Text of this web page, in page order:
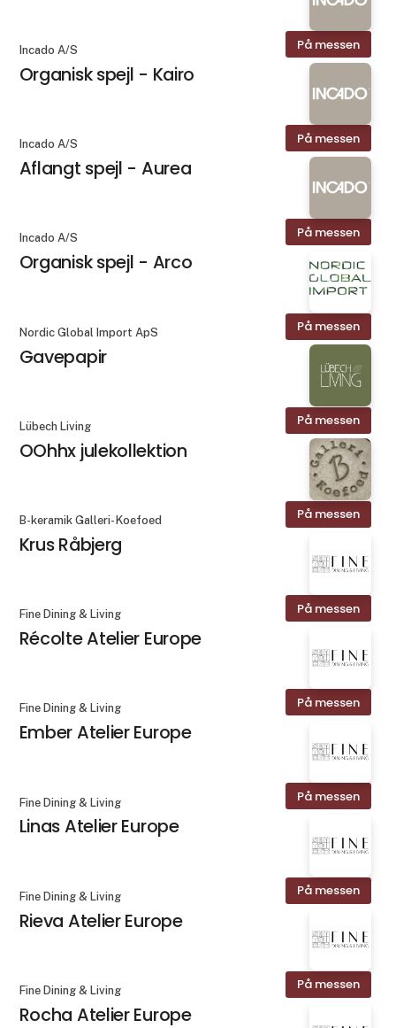
På messen
Incado A/S
Organisk spejl - Kairo
På messen
Incado A/S
Aflangt spejl - Aurea
På messen
Incado A/S
Organisk spejl - Arco
På messen
Nordic Global Import ApS
Gavepapir
På messen
Lübech Living
OOhhx julekollektion
På messen
B-keramik Galleri- Koefoed
Krus Råbjerg
På messen
Fine Dining & Living
Récolte Atelier Europe
På messen
Fine Dining & Living
Ember Atelier Europe
På messen
Fine Dining & Living
Linas Atelier Europe
På messen
Fine Dining & Living
Rieva Atelier Europe
På messen
Fine Dining & Living
Rocha Atelier Europe